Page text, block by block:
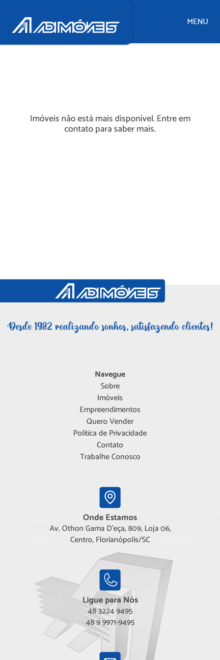
MENU
Imóveis não está mais disponível. Entre em
contato para saber mais.
Navegue
Sobre
Imóveis
Empreendimentos
Quero Vender
Política de Privacidade
Contato
Trabalhe Conosco
Onde Estamos
Av. Othon Gama D'eça, 809, Loja 06,
Centro, Florianópolis/SC
Ligue para Nós
48 3224 9495
48 9 9971-9495